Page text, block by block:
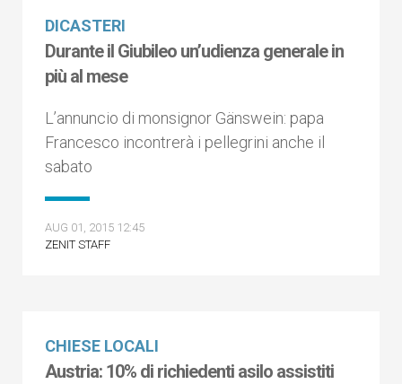
DICASTERI
Durante il Giubileo un’udienza generale in
più al mese
L’annuncio di monsignor Gänswein: papa
Francesco incontrerà i pellegrini anche il
sabato
AUG 01, 2015 12:45
ZENIT STAFF
CHIESE LOCALI
Austria: 10% di richiedenti asilo assistiti